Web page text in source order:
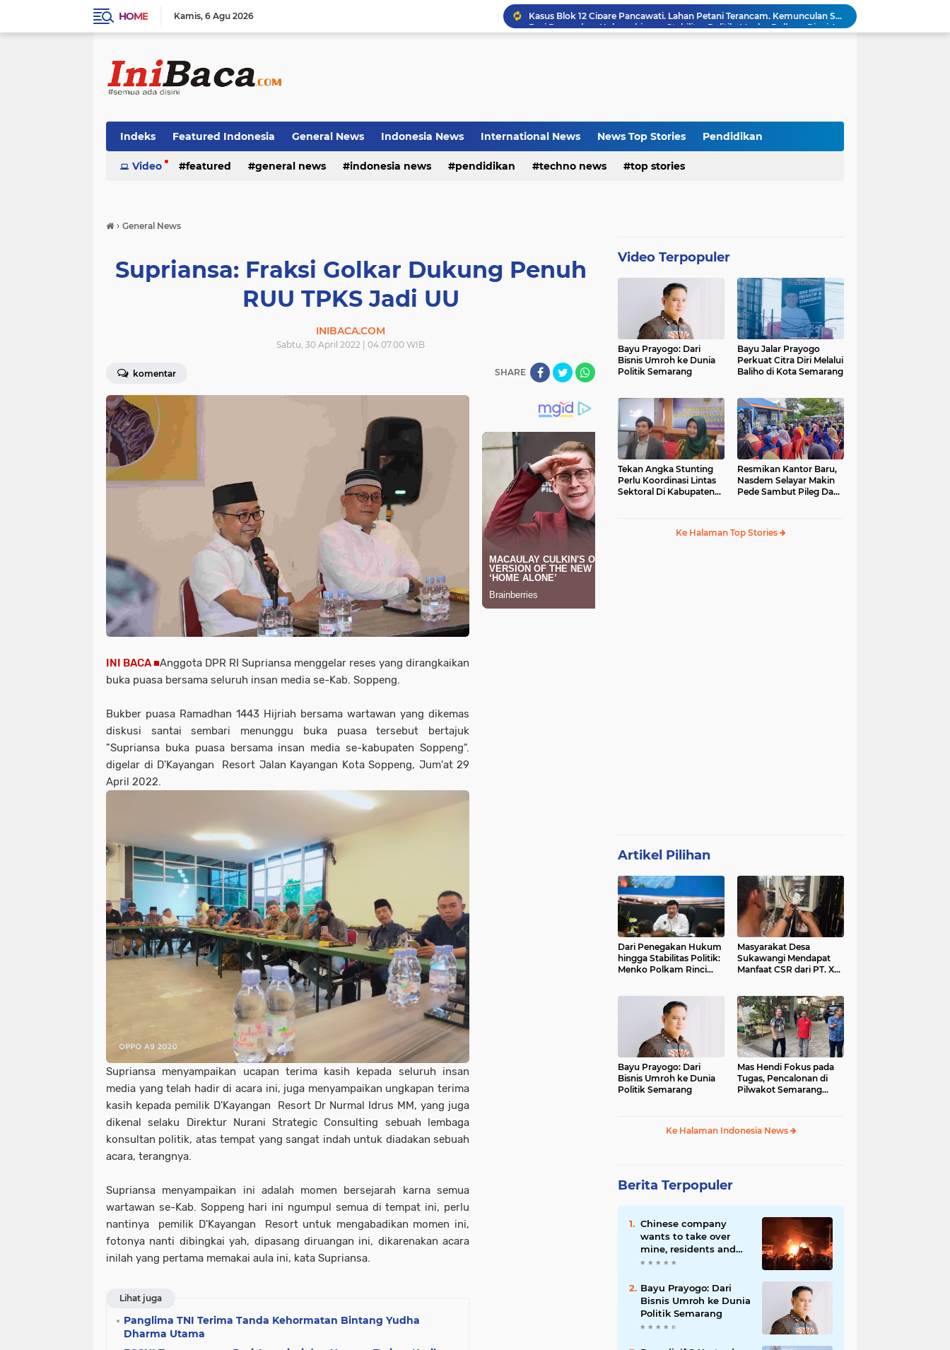
HOME Kamis 6 Agu 2026
Dari Penegakan Hukum hingga Stabilitas Politik: Menko Polkam Rinci Alokasi Anggaran 2026
Agraria Institute Dukung Kebijakan KDM: Pembinaan Siswa Bermasalah di Barak Militer, Langkah Nyata Tanggapi Fenomena Degradasi Karakter
Distributor CV Indah Tani Berkah Konsisten Jual Pupuk Bersubsidi Sesuai HET
Indeks Featured Indonesia General News Indonesia News International News News Top Stories Pendidikan
Techno News Top Stories
Video featured general news indonesia news pendidikan techno news top stories
› General News
Supriansa: Fraksi Golkar Dukung Penuh
RUU TPKS Jadi UU
INIBACA.COM
Sabtu, 30 April 2022 | 04.07.00 WIB
komentar SHARE
INI BACA ■Anggota DPR RI Supriansa menggelar reses yang dirangkaikan
buka puasa bersama seluruh insan media se-Kab. Soppeng.
Bukber puasa Ramadhan 1443 Hijriah bersama wartawan yang dikemas
diskusi santai sembari menunggu buka puasa tersebut bertajuk
"Supriansa buka puasa bersama insan media se-kabupaten Soppeng".
digelar di D'Kayangan Resort Jalan Kayangan Kota Soppeng, Jum'at 29
April 2022.
Supriansa menyampaikan ucapan terima kasih kepada seluruh insan
media yang telah hadir di acara ini, juga menyampaikan ungkapan terima
kasih kepada pemilik D'Kayangan Resort Dr Nurmal Idrus MM, yang juga
dikenal selaku Direktur Nurani Strategic Consulting sebuah lembaga
konsultan politik, atas tempat yang sangat indah untuk diadakan sebuah
acara, terangnya.
Supriansa menyampaikan ini adalah momen bersejarah karna semua
wartawan se-Kab. Soppeng hari ini ngumpul semua di tempat ini, perlu
nantinya pemilik D'Kayangan Resort untuk mengabadikan momen ini,
fotonya nanti dibingkai yah, dipasang diruangan ini, dikarenakan acara
inilah yang pertama memakai aula ini, kata Supriansa.
Lihat juga
Panglima TNI Terima Tanda Kehormatan Bintang Yudha
Dharma Utama
Video Terpopuler
Bayu Prayogo: Dari
Bisnis Umroh ke Dunia
Politik Semarang
Bayu Jalar Prayogo
Perkuat Citra Diri Melalui
Baliho di Kota Semarang
Tekan Angka Stunting
Perlu Koordinasi Lintas
Sektoral Di Kabupaten
Resmikan Kantor Baru,
Nasdem Selayar Makin
Pede Sambut Pileg Dan
Ke Halaman Top Stories
Artikel Pilihan
Dari Penegakan Hukum
hingga Stabilitas Politik:
Menko Polkam Rinci
Masyarakat Desa
Sukawangi Mendapat
Manfaat CSR dari PT. XL-
Bayu Prayogo: Dari
Bisnis Umroh ke Dunia
Politik Semarang
Mas Hendi Fokus pada
Tugas, Pencalonan di
Pilwakot Semarang
Ke Halaman Indonesia News
Berita Terpopuler
Chinese company
wants to take over
mine, residents and
police clash in Palu
Bayu Prayogo: Dari
Bisnis Umroh ke Dunia
Politik Semarang